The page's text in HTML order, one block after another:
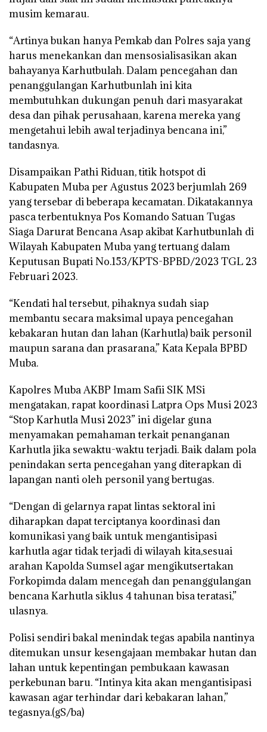
musim kemarau.
“Artinya bukan hanya Pemkab dan Polres saja yang
harus menekankan dan mensosialisasikan akan
bahayanya Karhutbulah. Dalam pencegahan dan
penanggulangan Karhutbunlah ini kita
membutuhkan dukungan penuh dari masyarakat
desa dan pihak perusahaan, karena mereka yang
mengetahui lebih awal terjadinya bencana ini,”
tandasnya.
Disampaikan Pathi Riduan, titik hotspot di
Kabupaten Muba per Agustus 2023 berjumlah 269
yang tersebar di beberapa kecamatan. Dikatakannya
pasca terbentuknya Pos Komando Satuan Tugas
Siaga Darurat Bencana Asap akibat Karhutbunlah di
Wilayah Kabupaten Muba yang tertuang dalam
Keputusan Bupati No.153/KPTS-BPBD/2023 TGL 23
Februari 2023.
“Kendati hal tersebut, pihaknya sudah siap
membantu secara maksimal upaya pencegahan
kebakaran hutan dan lahan (Karhutla) baik personil
maupun sarana dan prasarana,” Kata Kepala BPBD
Muba.
Kapolres Muba AKBP Imam Safii SIK MSi
mengatakan, rapat koordinasi Latpra Ops Musi 2023
“Stop Karhutla Musi 2023” ini digelar guna
menyamakan pemahaman terkait penanganan
Karhutla jika sewaktu-waktu terjadi. Baik dalam pola
penindakan serta pencegahan yang diterapkan di
lapangan nanti oleh personil yang bertugas.
“Dengan di gelarnya rapat lintas sektoral ini
diharapkan dapat terciptanya koordinasi dan
komunikasi yang baik untuk mengantisipasi
karhutla agar tidak terjadi di wilayah kita,sesuai
arahan Kapolda Sumsel agar mengikutsertakan
Forkopimda dalam mencegah dan penanggulangan
bencana Karhutla siklus 4 tahunan bisa teratasi,”
ulasnya.
Polisi sendiri bakal menindak tegas apabila nantinya
ditemukan unsur kesengajaan membakar hutan dan
lahan untuk kepentingan pembukaan kawasan
perkebunan baru. “Intinya kita akan mengantisipasi
kawasan agar terhindar dari kebakaran lahan,”
tegasnya.(gS/ba)